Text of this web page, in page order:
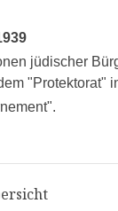
jüdischer
"Protektorat"